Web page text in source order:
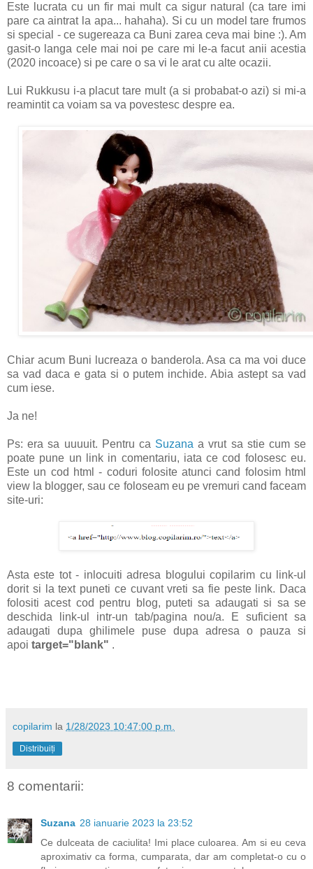
Este lucrata cu un fir mai mult ca sigur natural (ca tare imi
pare ca aintrat la apa... hahaha). Si cu un model tare frumos
si special - ce sugereaza ca Buni zarea ceva mai bine :). Am
gasit-o langa cele mai noi pe care mi le-a facut anii acestia
(2020 incoace) si pe care o sa vi le arat cu alte ocazii.
Lui Rukkusu i-a placut tare mult (a si probabat-o azi) si mi-a
reamintit ca voiam sa va povestesc despre ea.
Chiar acum Buni lucreaza o banderola. Asa ca ma voi duce
sa vad daca e gata si o putem inchide. Abia astept sa vad
cum iese.
Ja ne!
Ps: era sa uuuuit. Pentru ca Suzana a vrut sa stie cum se
poate pune un link in comentariu, iata ce cod folosesc eu.
Este un cod html - coduri folosite atunci cand folosim html
view la blogger, sau ce foloseam eu pe vremuri cand faceam
site-uri:
Asta este tot - inlocuiti adresa blogului copilarim cu link-ul
dorit si la text puneti ce cuvant vreti sa fie peste link. Daca
folositi acest cod pentru blog, puteti sa adaugati si sa se
deschida link-ul intr-un tab/pagina nou/a. E suficient sa
adaugati dupa ghilimele puse dupa adresa o pauza si
apoi target="blank" .
copilarim la 1/28/2023 10:47:00 p.m.
Distribuiți
8 comentarii:
Suzana 28 ianuarie 2023 la 23:52
Ce dulceata de caciulita! Imi place culoarea. Am si eu ceva
aproximativ ca forma, cumparata, dar am completat-o cu o